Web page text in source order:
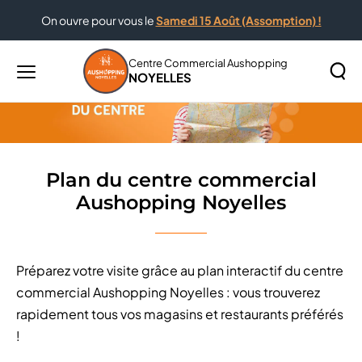
On ouvre pour vous leSamedi 15 Août (Assomption) !
Menu
principal
Centre Commercial Aushopping
NOYELLES
Rechercher
la
Accueil Plan du centre commercial Aushopping Noyelles
Plan du centre commercial
Aushopping Noyelles
Préparez votre visite grâce au plan interactif du centre
commercial Aushopping Noyelles : vous trouverez
rapidement tous vos magasins et restaurants préférés
!